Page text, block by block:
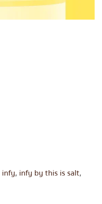
infy, infy by this is salt,